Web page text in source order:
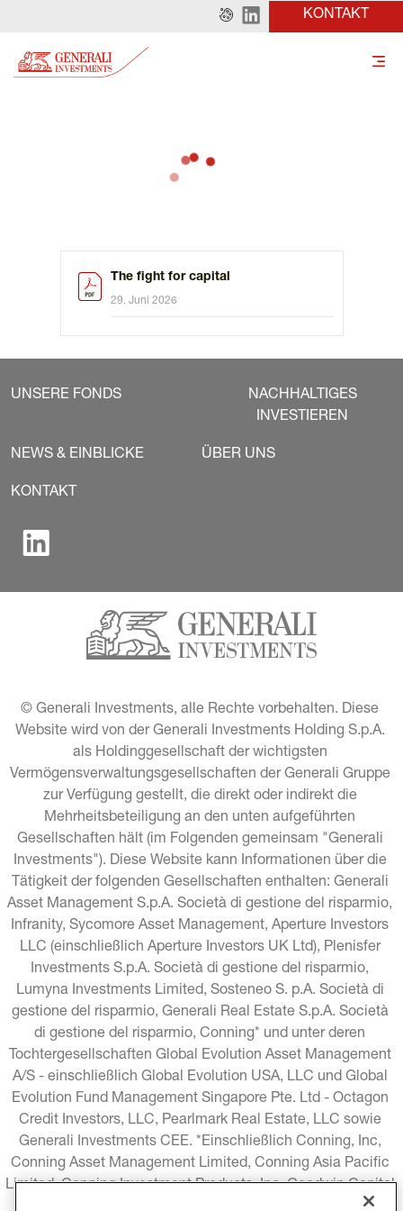
KONTAKT
The fight for capital
29. Juni 2026
UNSERE FONDS
NACHHALTIGES
INVESTIEREN
NEWS & EINBLICKE ÜBER UNS
KONTAKT
© Generali Investments, alle Rechte vorbehalten. Diese
Website wird von der Generali Investments Holding S.p.A.
als Holdinggesellschaft der wichtigsten
Vermögensverwaltungsgesellschaften der Generali Gruppe
zur Verfügung gestellt, die direkt oder indirekt die
Mehrheitsbeteiligung an den unten aufgeführten
Gesellschaften hält (im Folgenden gemeinsam "Generali
Investments"). Diese Website kann Informationen über die
Tätigkeit der folgenden Gesellschaften enthalten: Generali
Asset Management S.p.A. Società di gestione del risparmio,
Infranity, Sycomore Asset Management, Aperture Investors
LLC (einschließlich Aperture Investors UK Ltd), Plenisfer
Investments S.p.A. Società di gestione del risparmio,
Lumyna Investments Limited, Sosteneo S. p.A. Società di
gestione del risparmio, Generali Real Estate S.p.A. Società
di gestione del risparmio, Conning* und unter deren
Tochtergesellschaften Global Evolution Asset Management
A/S - einschließlich Global Evolution USA, LLC und Global
Evolution Fund Management Singapore Pte. Ltd - Octagon
Credit Investors, LLC, Pearlmark Real Estate, LLC sowie
Generali Investments CEE. *Einschließlich Conning, Inc,
Conning Asset Management Limited, Conning Asia Pacific
Limited, Conning Investment Products, Inc, Goodwin Capital